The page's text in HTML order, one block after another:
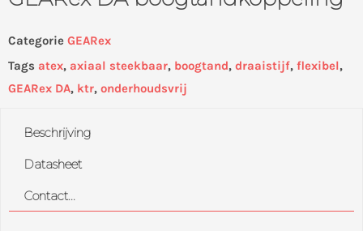
Categorie GEARex
Tags atex, axiaal steekbaar, boogtand, draaistijf, flexibel,
GEARex DA, ktr, onderhoudsvrij
Beschrijving
Datasheet
Contact...